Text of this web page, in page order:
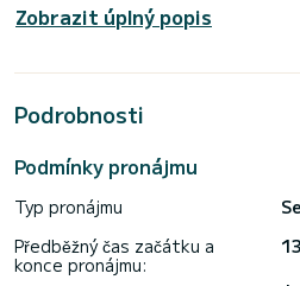
celkovou délkou 14 metrů bude
pro strávení jedinečné dovolené
Pro vaše pohodlí má Tigre 4
Tato loď je vybavena hlavní
naviják< /b>, Venkovní lednice.
Dotazy na rezervaci a nezávazné
Zobrazit úplný popis
Podrobnosti
Podmínky pronájmu
Typ pronájmu
Předběžný čas začátku a
konce pronájmu: